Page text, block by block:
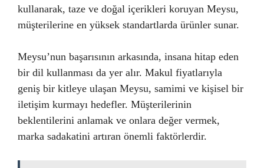
kullanarak, taze ve doğal içerikleri koruyan Meysu,
müşterilerine en yüksek standartlarda ürünler sunar.
Meysu’nun başarısının arkasında, insana hitap eden
bir dil kullanması da yer alır. Makul fiyatlarıyla
geniş bir kitleye ulaşan Meysu, samimi ve kişisel bir
iletişim kurmayı hedefler. Müşterilerinin
beklentilerini anlamak ve onlara değer vermek,
marka sadakatini artıran önemli faktörlerdir.